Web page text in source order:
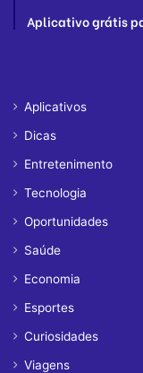
Aplicativo grátis
Aplicativos
Dicas
Entretenimento
Tecnologia
Oportunidades
Saúde
Economia
Esportes
Curiosidades
Viagens